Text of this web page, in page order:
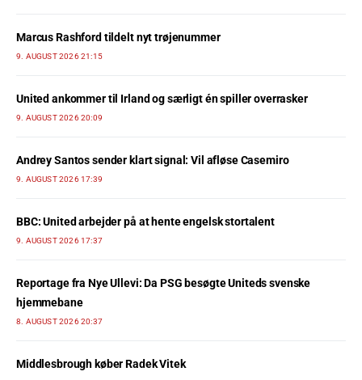
Marcus Rashford tildelt nyt trøjenummer
9. AUGUST 2026 21:15
United ankommer til Irland og særligt én spiller overrasker
9. AUGUST 2026 20:09
Andrey Santos sender klart signal: Vil afløse Casemiro
9. AUGUST 2026 17:39
BBC: United arbejder på at hente engelsk stortalent
9. AUGUST 2026 17:37
Reportage fra Nye Ullevi: Da PSG besøgte Uniteds svenske
hjemmebane
8. AUGUST 2026 20:37
Middlesbrough køber Radek Vitek